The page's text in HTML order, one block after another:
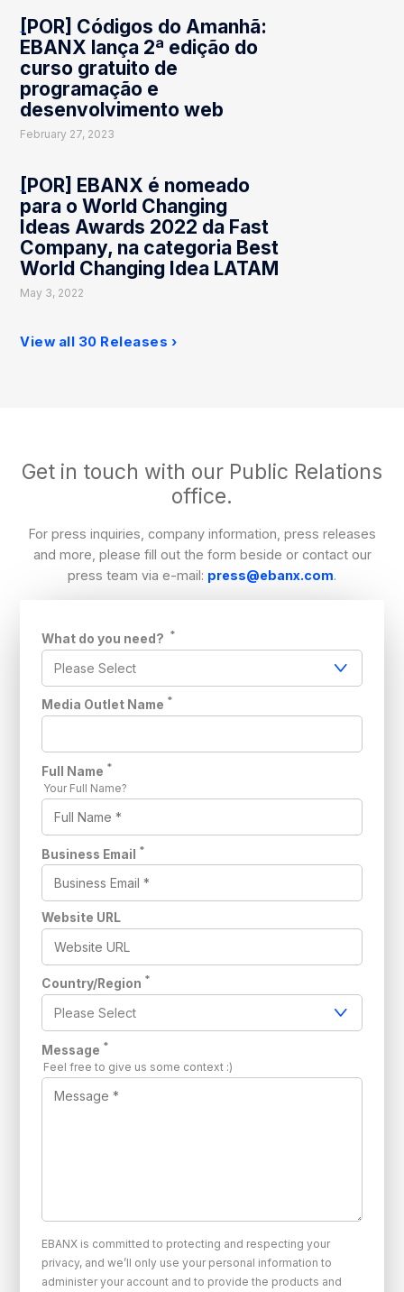
[POR] Códigos do Amanhã:
EBANX lança 2ª edição do
curso gratuito de
programação e
desenvolvimento web
February 27, 2023
[POR] EBANX é nomeado
para o World Changing
Ideas Awards 2022 da Fast
Company, na categoria Best
World Changing Idea LATAM
May 3, 2022
View all 30 Releases
Get in touch with our Public Relations
office.
For press inquiries, company information, press releases
and more, please fill out the form beside or contact our
press team via e-mail: press@ebanx.com.
What do you need? *
Media Outlet Name *
Full Name *
Your Full Name?
Business Email *
Website URL
Country/Region *
Message *
Feel free to give us some context :)
EBANX is committed to protecting and respecting your
privacy, and we’ll only use your personal information to
administer your account and to provide the products and